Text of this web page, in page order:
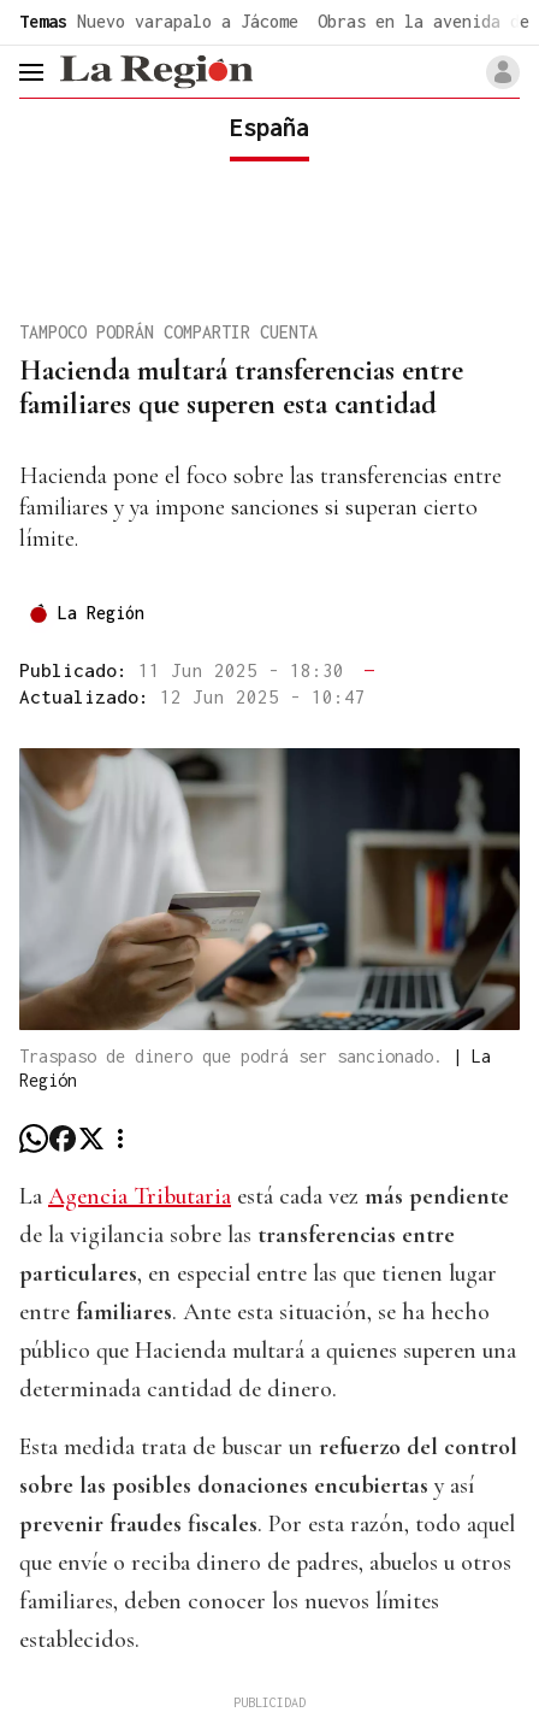
Temas Nuevo varapalo a Jácome Obras en la avenida de
header.menu.open
España
Hacienda multará transferencias entre
familiares que superen esta cantidad
TAMPOCO PODRÁN COMPARTIR CUENTA
Hacienda pone el foco sobre las transferencias entre
familiares y ya impone sanciones si superan cierto
límite.
La Región
Publicado: 11 Jun 2025 - 18:30
—
Actualizado: 12 Jun 2025 - 10:47
Traspaso de dinero que podrá ser sancionado. | La
Región
La Agencia Tributaria está cada vez más pendiente
de la vigilancia sobre las transferencias entre
particulares, en especial entre las que tienen lugar
entre familiares. Ante esta situación, se ha hecho
público que Hacienda multará a quienes superen una
determinada cantidad de dinero.
Esta medida trata de buscar un refuerzo del control
sobre las posibles donaciones encubiertas y así
prevenir fraudes fiscales. Por esta razón, todo aquel
que envíe o reciba dinero de padres, abuelos u otros
familiares, deben conocer los nuevos límites
establecidos.